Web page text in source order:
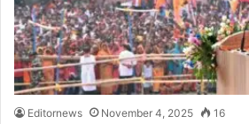
Editornews November 4, 2025 16